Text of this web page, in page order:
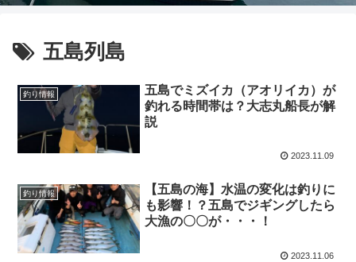
五島列島
釣り情報
五島でミズイカ（アオリイカ）が
釣れる時間帯は？大志丸船長が解
説
2023.11.09
釣り情報
【五島の海】水温の変化は釣りに
も影響！？五島でジギングしたら
大漁の〇〇が・・・！
2023.11.06